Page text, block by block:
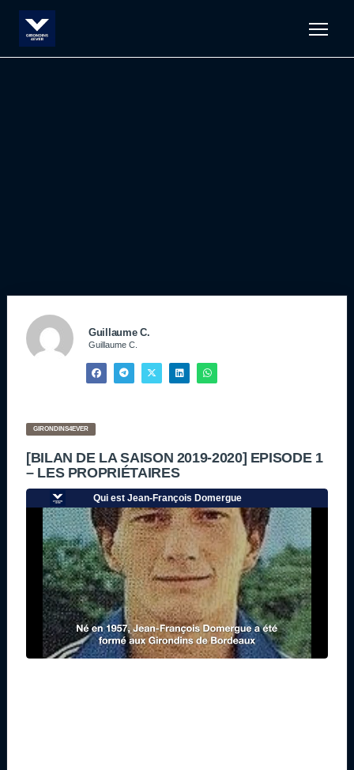
Guillaume C.
Guillaume C.
GIRONDINS4EVER
[BILAN DE LA SAISON 2019-2020] EPISODE 1
– LES PROPRIÉTAIRES